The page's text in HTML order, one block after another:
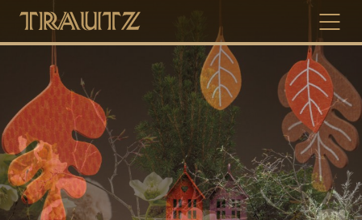
À PROPOS DE TRAUTZ
DATES
NOUVELLES & ANNONCES
SERVICE & TÉLÉCHARGEMENTS